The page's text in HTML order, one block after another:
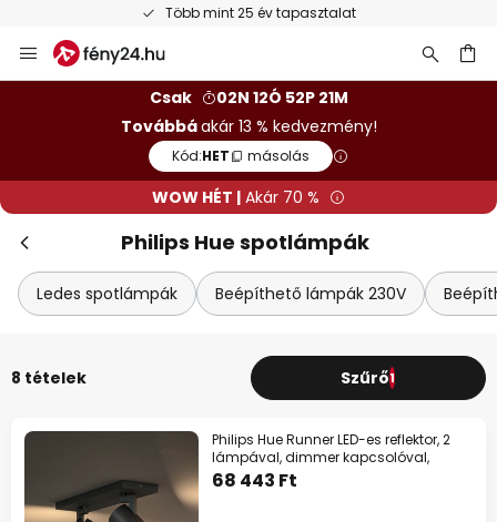
Több mint 25 év tapasztalat
Ugrás
a
Csak
02N 12Ó 52P 21M
Továbbáakár 13 % kedvezmény!
Kód:HET másolás
WOW HÉT | Akár 70 %
Philips Hue spotlámpák
Ledes spotlámpák Beépíthető lámpák 230V
8 tételek Szűrő1
Philips Hue Runner LED-es reflektor, 2
lámpával, dimmer kapcsolóval,
68 443 Ft